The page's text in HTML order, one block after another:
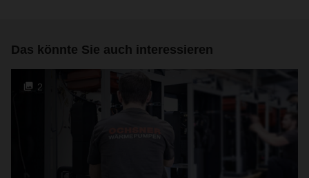
Das könnte Sie auch interessieren
2